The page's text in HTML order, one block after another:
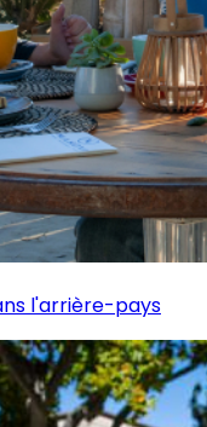
l'arrière-pays